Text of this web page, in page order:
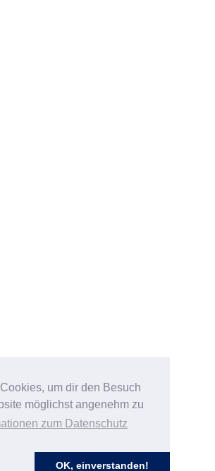
um dir den Besuch
möglichst angenehm zu
zum Datenschutz
OK, einverstanden!